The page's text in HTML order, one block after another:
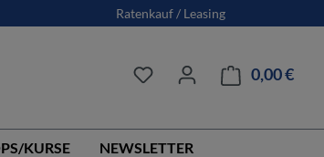
Ratenkauf / Leasing
0,00 €
KURSE NEWSLETTER